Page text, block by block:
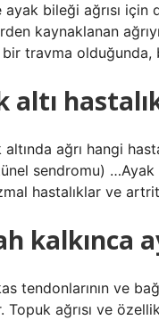
ayak bileği ağrısı için
kaynaklanan
travma olduğunda,
altı
altında ağrı hangi
sendromu)
hastalıklar ve
kalkınca
tendonlarının ve
Topuk ağrısı ve